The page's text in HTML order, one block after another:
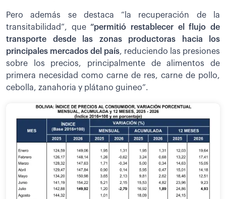
Pero además se destaca “la recuperación de la
transitabilidad”, que“permitió restablecer el flujo de
transporte desde las zonas productoras hacia los
principales mercados del país, reduciendo las presiones
sobre los precios, principalmente de alimentos de
primera necesidad como carne de res, carne de pollo,
cebolla, zanahoria y plátano guineo”.